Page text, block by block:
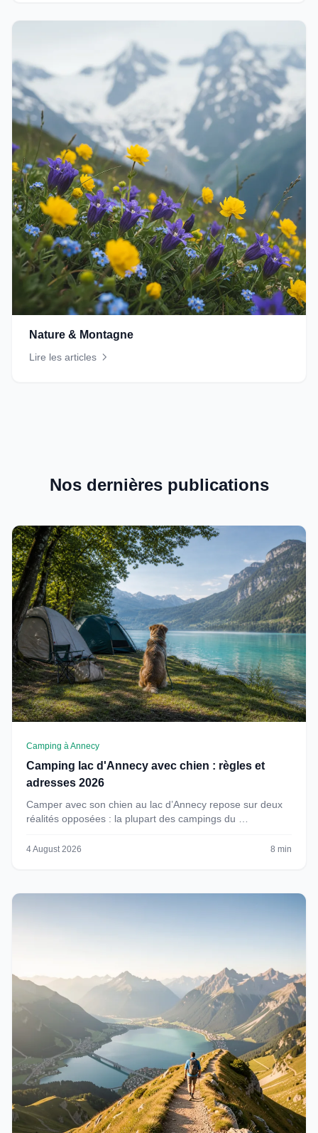
Nature & Montagne
Lire les articles
Nos dernières publications
Camping à Annecy
Camping lac d'Annecy avec chien : règles et
adresses 2026
Camper avec son chien au lac d’Annecy repose sur deux
réalités opposées : la plupart des campings du …
4 August 2026 8 min